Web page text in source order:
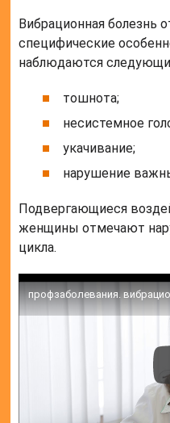
Вибрационная болезнь
специфические
наблюдаются
тошнота;
несистемное
укачивание;
нарушение
Подвергающиеся
женщины отмечают
цикла.
профзаболевания.